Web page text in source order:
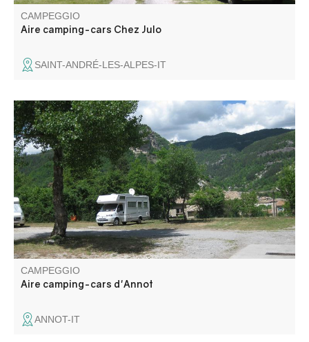
CAMPEGGIO
Aire camping-cars Chez Julo
SAINT-ANDRÉ-LES-ALPES-IT
Situato a 5 minuti a piedi dalla piazza, un'area semi-
ombreggiata con punti d'acqua e di drenaggio, che gode
di una bella vista sul villaggio e sul sito di arenaria di
Annot.
CAMPEGGIO
Aire camping-cars d'Annot
ANNOT-IT